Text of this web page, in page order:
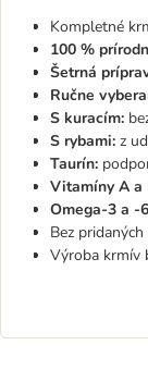
Kompletné
100 %
Šetrná
Ručne
S kuracím:
S rybami: z
Taurín:
Vitamíny A a
Omega-3 a -
Bez
Výroba krmív